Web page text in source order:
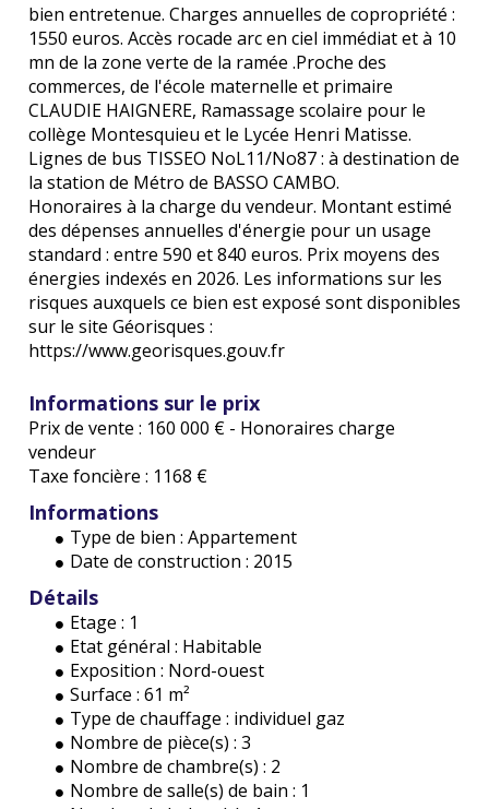
bien entretenue. Charges annuelles de copropriété :
1550 euros. Accès rocade arc en ciel immédiat et à 10
mn de la zone verte de la ramée .Proche des
commerces, de l'école maternelle et primaire
CLAUDIE HAIGNERE, Ramassage scolaire pour le
collège Montesquieu et le Lycée Henri Matisse.
Lignes de bus TISSEO NoL11/No87 : à destination de
la station de Métro de BASSO CAMBO.
Honoraires à la charge du vendeur. Montant estimé
des dépenses annuelles d'énergie pour un usage
standard : entre 590 et 840 euros. Prix moyens des
énergies indexés en 2026. Les informations sur les
risques auxquels ce bien est exposé sont disponibles
sur le site Géorisques :
https://www.georisques.gouv.fr
Informations sur le prix
Prix de vente : 160 000 € - Honoraires charge
vendeur
Taxe foncière : 1168 €
Informations
Type de bien : Appartement
Date de construction : 2015
Détails
Etage : 1
Etat général : Habitable
Exposition : Nord-ouest
Surface : 61 m²
Type de chauffage : individuel gaz
Nombre de pièce(s) : 3
Nombre de chambre(s) : 2
Nombre de salle(s) de bain : 1